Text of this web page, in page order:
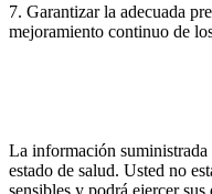
7. Garantizar la adecuada
mejoramiento continuo de
La información suministrada
estado de salud. Usted no
sensibles y podrá ejercer